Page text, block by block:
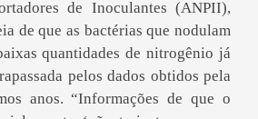
de Inoculantes (ANPII),
de que as bactérias que nodulam
quantidades de nitrogênio já
pelos dados obtidos pela
anos. “Informações de que o